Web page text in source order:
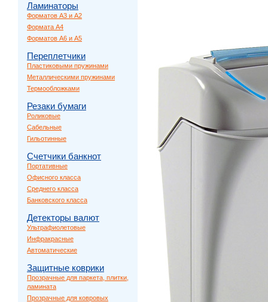
Ламинаторы
Форматов A3 и A2
Формата A4
Форматов A6 и A5
Переплетчики
Пластиковыми пружинами
Металлическими пружинами
Термообложками
Резаки бумаги
Роликовые
Сабельные
Гильотинные
Счетчики банкнот
Портативные
Офисного класса
Среднего класса
Банковского класса
Детекторы валют
Ультрафиолетовые
Инфракрасные
Автоматические
Защитные коврики
Прозрачные для паркета, плитки,
ламината
Прозрачные для ковровых